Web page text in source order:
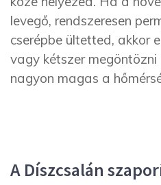
levegő, rendszeresen
cserépbe ültetted, akkor
vagy kétszer
nagyon magas a
A Díszcsalán